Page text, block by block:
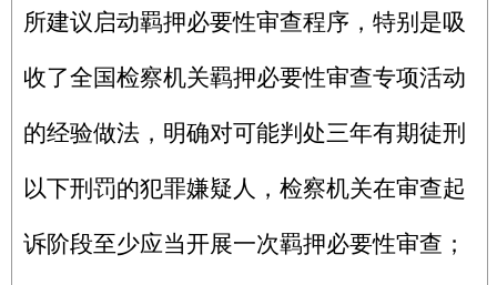
所建议启动羁押必要性审查程序，特别是吸
收了全国检察机关羁押必要性审查专项活动
的经验做法，明确对可能判处三年有期徒刑
以下刑罚的犯罪嫌疑人，检察机关在审查起
诉阶段至少应当开展一次羁押必要性审查；